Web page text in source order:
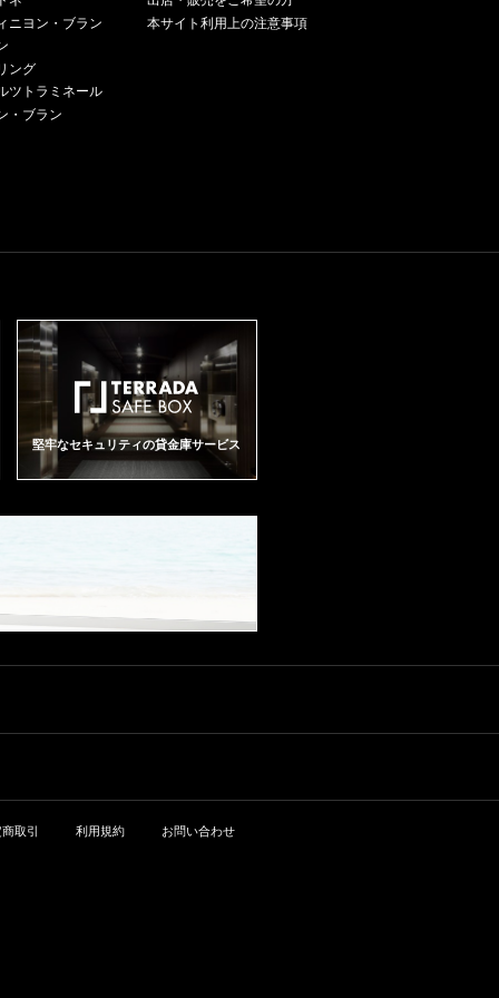
栓をお願いいたします。 海底で
熟成したことにより、ボトルや
着しています。ボトルにより個
ンテージのみを注ぎ足しなが
いう低温で、かつ長期間ステン
と、ナッツ、パン生地、アカシ
る口当たり。ピュアでエレガン
トな酸味とミネラル風味が味わ
いに奥深さをもたらし、余韻に
は特徴的な塩味とクリーミーさ
が続きます。 「私も勘違いして
いたのですが、フラッグシップ
は単一区画のシェティヨンでは
なく、1番お手頃なこのスタンダ
ード・キュヴェとのこと。キュ
リザーヴワインが使われてい
がペテルスの全ての畑がブレン
グラン・クリュ100% キュヴェ(9
ン：50% 瓶熟：32ヶ月間以上 年
Cuvee de Reserve Blanc de Bla
原産地呼称：AOC. CHAMPAGN
E ぶどう品種：シャルドネ 100%
ワイン 白 辛口 ワインアドヴォケ
w) and complemented by 30% w
ine from a perpetual reserve dati
ng back to 1986, it soars from the
glass with a bouquet of dried whi
te flowers, lemon oil, peach, toas
ted bread and smoke. Full-bodie
d and concentrated, layered and
slightly more incisive than Roc S
olare of the same base, it is unde
nes produced in 2021. Publishe
2021収穫、残りソレラシステム
でのリザーヴワイン） 醸造：2
10ヶ月間シュール・リー熟成。
ンパーニュ 原産地呼称：AOC. C
ヴが30%。 畑：Cramantの2つの
5hl、石灰岩と砂質、厚みのある
発酵は完全に行う。 4000kgの空
気圧式プレス機使用。濾過はす
るが清澄はしない。 熟成：バリ
ック10ヶ月 (新樽25%)、瓶熟21
ヶ月 生産本数：5500本 瓶詰め：
2023年5月 デゴルジュマン：202
5年6月 ドサージュ：1g/L Dhond
t Grellet Cramant Grand Cru Bla
nc de Blancs Extra Brut ドント・
ブラン・ド・ブラン エクスト
ル度数：12.0% 味わい：シャン
est NV Blanc de Blancs Grand C
intage and complemented by 3
酸がバランスよく、エレガント
な味わいとなっております。
ブラン エクストラ・ブリュッ
クバリック、49％ステンレスタ
ンクにて発酵。10ヶ月間シュー
ル・リー熟成。瓶熟43ヶ月。ド
サージュ3g/L。 CHAMPAGNE A
NDRE ROBERT LES JARDINS
DU MESNIL GRAND CRU BLAN
CS DE BLANC EXTRA BRUT ア
ス シャンパーニュ 原産地呼称：
ル度数：12.5% 味わい：シャン
口
た最高に芳醇なシャンパーニュ
を作り上げることを目指しまし
という理念のもと、クリュッグ
表するシャンパーニュ。 一次発
表現できない豊かな味わいと香
りを実現しています。 ◆クリュ
ッグ グランド・キュヴェ 168 エ
ディションについて クリュッグ
グランド・キュヴェ 168エディ
ションは、2012年に収穫された
ブドウが使用されています。 今
醸造責任者エリック・ルベルの
ュリー･カヴィルへの心温まる歓
事な精度のシャンパーニュで
す。
を思わせる複雑な風味と、アヴ
ニヨン・ブラン
ング
ツトラミネール
・ブラン
本サイト利用上の注意事項
堅牢なセキュリティの貸金庫サービス
取引 利用規約 お問い合わせ